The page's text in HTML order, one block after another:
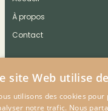
À propos
Contact
CONTACT
site Web utilise
utilisons des cookies
notre trafic. Nous